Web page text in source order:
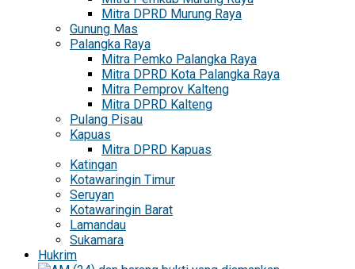
Mitra DPRD Murung Raya
Gunung Mas
Palangka Raya
Mitra Pemko Palangka Raya
Mitra DPRD Kota Palangka Raya
Mitra Pemprov Kalteng
Mitra DPRD Kalteng
Pulang Pisau
Kapuas
Mitra DPRD Kapuas
Katingan
Kotawaringin Timur
Seruyan
Kotawaringin Barat
Lamandau
Sukamara
Hukrim